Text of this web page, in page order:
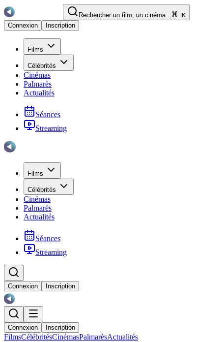
Rechercher un film, un cinéma...
K
Connexion
Inscription
Films
Célébrités
Cinémas
Palmarès
Actualités
Séances
Streaming
Films
Célébrités
Cinémas
Palmarès
Actualités
Séances
Streaming
Connexion Inscription
Connexion Inscription
FilmsCélébritésCinémasPalmarèsActualités